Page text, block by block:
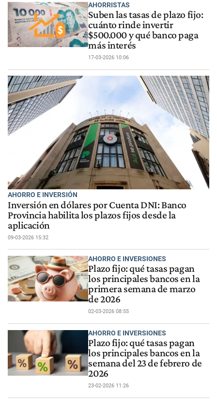
AHORRISTAS
Suben las tasas de plazo fijo:
cuánto rinde invertir
$500.000 y qué banco paga
más interés
17-03-2026 10:06
AHORRO E INVERSIÓN
Inversión en dólares por Cuenta DNI: Banco
Provincia habilita los plazos fijos desde la
aplicación
09-03-2026 15:32
AHORRO E INVERSIONES
Plazo fijo: qué tasas pagan
los principales bancos en la
primera semana de marzo
de 2026
02-03-2026 08:55
AHORRO E INVERSIONES
Plazo fijo: qué tasas pagan
los principales bancos en la
semana del 23 de febrero de
2026
23-02-2026 11:26